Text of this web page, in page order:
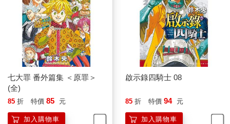
七大罪 番外篇集 ＜原罪＞
(全)
85 折 特價 85 元
加入購物車
啟示錄四騎士 08
85 折 特價 94 元
加入購物車